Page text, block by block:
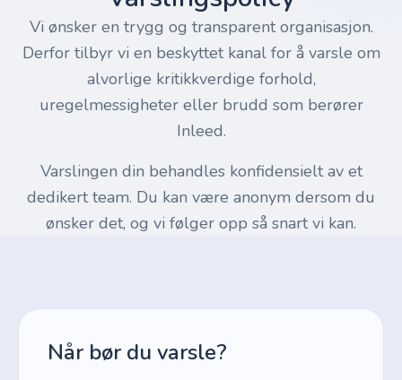
Vi ønsker en trygg og transparent organisasjon.
Derfor tilbyr vi en beskyttet kanal for å varsle om
alvorlige kritikkverdige forhold,
uregelmessigheter eller brudd som berører
Inleed.
Varslingen din behandles konfidensielt av et
dedikert team. Du kan være anonym dersom du
ønsker det, og vi følger opp så snart vi kan.
Når bør du varsle?